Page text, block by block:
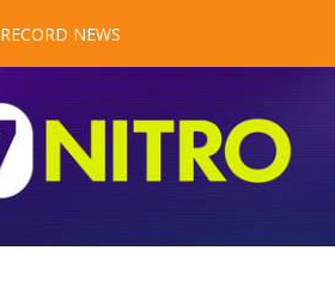
RECORD NEWS